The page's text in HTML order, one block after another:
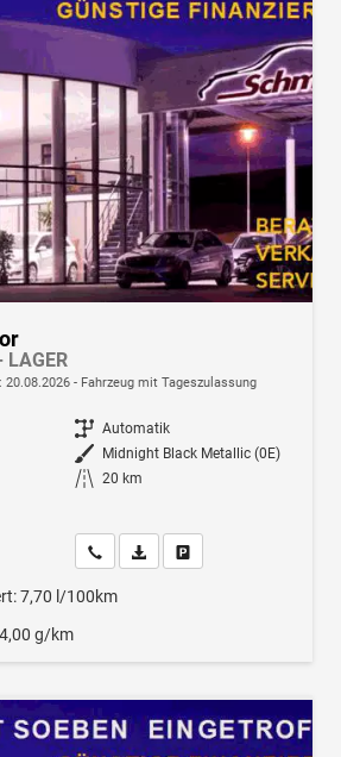
LAGER
20.08.2026 Fahrzeug mit Tageszulassung
Getriebe Automatik
Außenfarbe Midnight Black Metallic (0E)
Kilometerstand 20 km
Wir rufen Sie anFahrzeugexposé (PDF)
7,70 l/100km
g/km